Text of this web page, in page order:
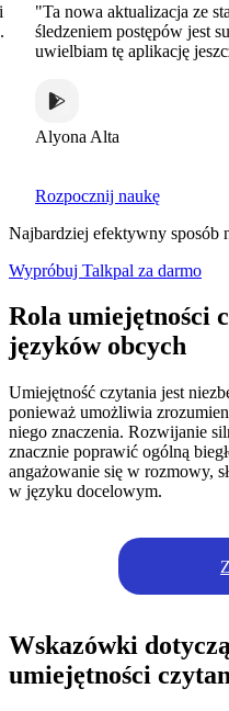
"Ta nowa aktualizacja ze
śledzeniem postępów jest
uwielbiam tę aplikację
Alyona Alta
Rozpocznij naukę
Najbardziej efektywny sposób
Wypróbuj Talkpal za darmo
Rola umiejętności
języków obcych
Umiejętność czytania jest
ponieważ umożliwia
niego znaczenia. Rozwijanie
znacznie poprawić ogólną
angażowanie się w rozmowy,
w języku docelowym.
Wskazówki
umiejętności